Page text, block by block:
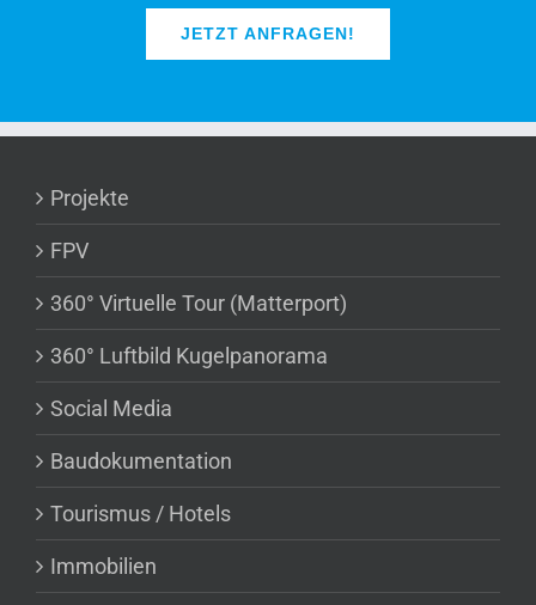
JETZT ANFRAGEN!
Projekte
FPV
360° Virtuelle Tour (Matterport)
360° Luftbild Kugelpanorama
Social Media
Baudokumentation
Tourismus / Hotels
Immobilien